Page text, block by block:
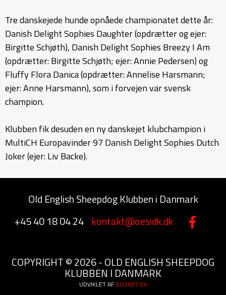
Tre danskejede hunde opnåede championatet dette år:
Danish Delight Sophies Daughter (opdrætter og ejer:
Birgitte Schjøth), Danish Delight Sophies Breezy I Am
(opdrætter: Birgitte Schjøth; ejer: Annie Pedersen) og
Fluffy Flora Danica (opdrætter: Annelise Harsmann;
ejer: Anne Harsmann), som i forvejen var svensk
champion.
Klubben fik desuden en ny danskejet klubchampion i
MultiCH Europavinder 97 Danish Delight Sophies Dutch
Joker (ejer: Liv Backe).
Old English Sheepdog Klubben i Danmark
+45 40 18 04 24 kontakt@oesidk.dk
COPYRIGHT © 2026 - OLD ENGLISH SHEEPDOG
KLUBBEN I DANMARK
UDVIKLET AF GO2NET.DK